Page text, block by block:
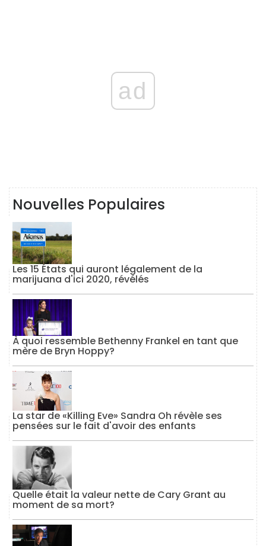
ad
Nouvelles Populaires
Les 15 États qui auront légalement de la
marijuana d'ici 2020, révélés
À quoi ressemble Bethenny Frankel en tant que
mère de Bryn Hoppy?
La star de «Killing Eve» Sandra Oh révèle ses
pensées sur le fait d'avoir des enfants
Quelle était la valeur nette de Cary Grant au
moment de sa mort?